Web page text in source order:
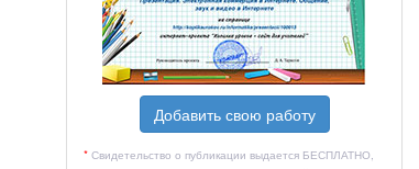
Добавить свою работу
* Свидетельство о публикации выдается БЕСПЛАТНО,